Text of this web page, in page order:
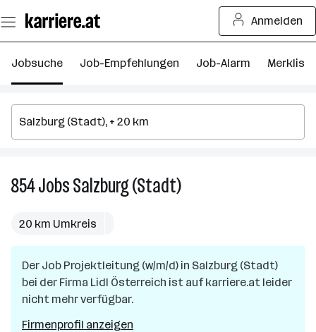
Seiteninhalt
springen
Anmelden
Jobsuche Job-Empfehlungen Job-Alarm Merkliste
854JobsSalzburg (Stadt)854
(Stadt)
20 km Umkreis
Der Job Projektleitung (w/m/d) in Salzburg (Stadt)
bei der Firma Lidl Österreich ist auf karriere.at leider
nicht mehr verfügbar.
Firmenprofil anzeigen